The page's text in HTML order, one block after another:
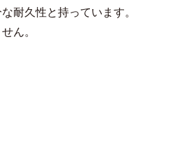
耐久性と持っています。
ん。